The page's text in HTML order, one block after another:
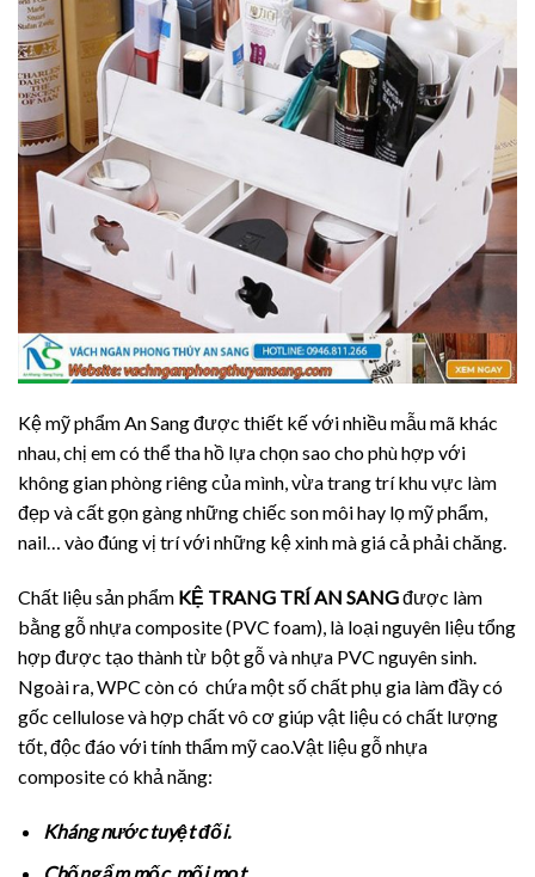
Kệ mỹ phẩm An Sang được thiết kế với nhiều mẫu mã khác
nhau, chị em có thể tha hồ lựa chọn sao cho phù hợp với
không gian phòng riêng của mình, vừa trang trí khu vực làm
đẹp và cất gọn gàng những chiếc son môi hay lọ mỹ phẩm,
nail… vào đúng vị trí với những kệ xinh mà giá cả phải chăng.
Chất liệu sản phẩm KỆ TRANG TRÍ AN SANGđược làm
bằng gỗ nhựa composite (PVC foam), là loại nguyên liệu tổng
hợp được tạo thành từ bột gỗ và nhựa PVC nguyên sinh.
Ngoài ra, WPC còn có chứa một số chất phụ gia làm đầy có
gốc cellulose và hợp chất vô cơ giúp vật liệu có chất lượng
tốt, độc đáo với tính thẩm mỹ cao.Vật liệu gỗ nhựa
composite có khả năng:
Kháng nước tuyệt đối.
Chống ẩm mốc, mối mọt.